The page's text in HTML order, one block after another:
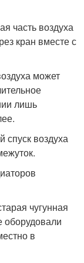
часть воздуха
кран вместе с
может
лишь
спуск воздуха
чугунная
оборудовали
в